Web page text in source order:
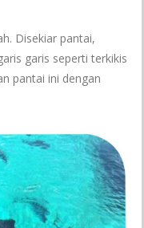
Disekiar pantai,
garis seperti terkikis
pantai ini dengan